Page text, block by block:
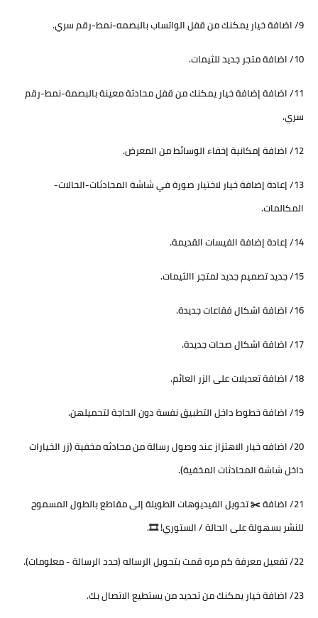
9/ اضافة خيار يمكنك من قفل الواتساب بالبصمه-نمط-رقم سري.
10/ اضافة متجر جديد للثيمات.
11/ اضافة إضافة خيار يمكنك من قفل محادثة معينة بالبصمة-نمط-رقم
سري.
12/ اضافة إمكانية إخفاء الوسائط من المعرض.
13/ إعادة إضافة خيار لاختيار صورة في شاشة المحادثات-الحالات-
المكالمات.
14/ إعادة إضافة الفيسات القديمة.
15/ جديد تصميم جديد لمتجر االثيمات.
16/ اضافة اشكال فقاعات جديدة.
17/ اضافة اشكال صحات جديدة.
18/ اضافة تعديلات على الزر العائم.
19/ اضافة خطوط داخل التطبيق نفسة دون الحاجة لتحميلهن.
20/ اضافه خيار الاهتزاز عند وصول رسالة من محادثه مخفية (زر الخيارات
داخل شاشة المحادثات المخفية).
21/ اضافة ✂️ تحويل الفيديوهات الطويلة إلى مقاطع بالطول المسموح
للنشر بسهولة على الحالة / الستوري! 🎞️.
22/ تفعيل معرفة كم مره قمت بتحويل الرساله (حدد الرسالة - معلومات).
23/ اضافة خيار يمكنك من تحديد من يستطيع الاتصال بك.